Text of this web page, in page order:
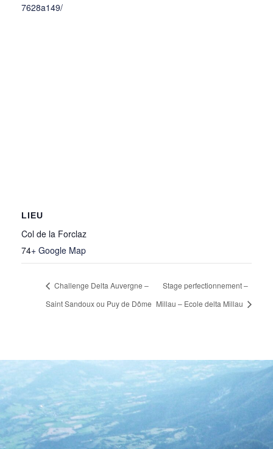
7628a149/
LIEU
Col de la Forclaz
74+ Google Map
Challenge Delta Auvergne –
Saint Sandoux ou Puy de Dôme
Stage perfectionnement –
Millau – Ecole delta Millau